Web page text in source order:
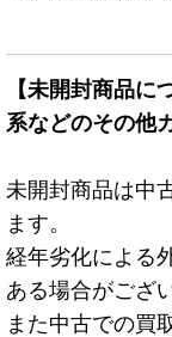
【未開封商品
系などのその他
未開封商品は中
ます。
経年劣化による
ある場合がござ
また中古での買